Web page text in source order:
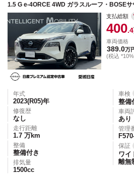
1.5 G e-4ORCE 4WD ガラスルーフ・BOSE
支払総額
400.4
車両価格
389.0万
(税込
年式
2023(R05)年
修復歴
なし
走行距離
1.7 万km
整備
整備付き
排気量
1500cc
車検
整備
車両
あり
管理
保証
ワイ
離無